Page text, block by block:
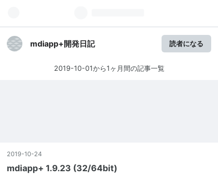
mdiapp+開発日記 読者になる
2019-10-01から1ヶ月間の記事一覧
2019-10-24
mdiapp+ 1.9.23 (32/64bit)